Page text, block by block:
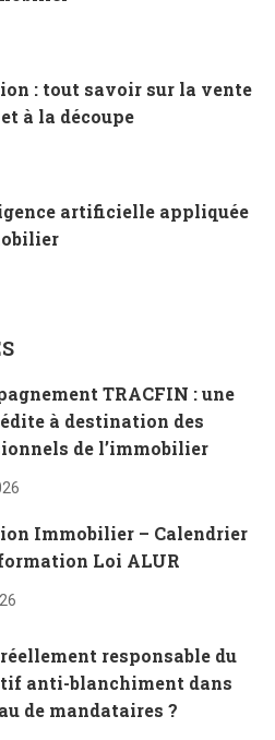
: tout savoir sur la vente
à la découpe
artificielle appliquée
TRACFIN : une
à destination des
de l’immobilier
Immobilier – Calendrier
Loi ALUR
responsable du
anti-blanchiment dans
de mandataires ?